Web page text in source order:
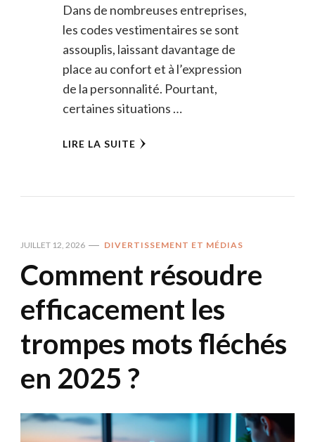
Dans de nombreuses entreprises,
les codes vestimentaires se sont
assouplis, laissant davantage de
place au confort et à l’expression
de la personnalité. Pourtant,
certaines situations …
LIRE LA SUITE
JUILLET 12, 2026 DIVERTISSEMENT ET MÉDIAS
Comment résoudre
efficacement les
trompes mots fléchés
en 2025 ?